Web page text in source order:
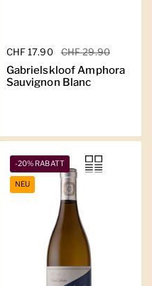
Regulärer Preis
CHF 17.90 Sale-Preis
CHF 29.90
Gabrielskloof Amphora
Sauvignon Blanc
-20% RABATT
NEU